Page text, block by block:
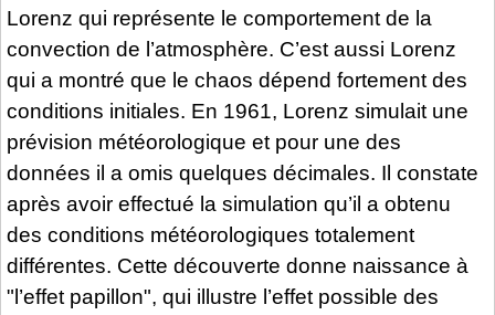
Lorenz qui représente le comportement de la
convection de l’atmosphère. C’est aussi Lorenz
qui a montré que le chaos dépend fortement des
conditions initiales. En 1961, Lorenz simulait une
prévision météorologique et pour une des
données il a omis quelques décimales. Il constate
après avoir effectué la simulation qu’il a obtenu
des conditions météorologiques totalement
différentes. Cette découverte donne naissance à
"l’effet papillon", qui illustre l’effet possible des